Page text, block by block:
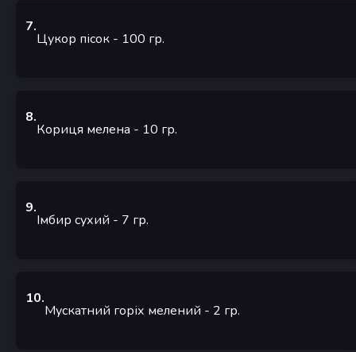
7.
Цукор пісок - 100 гр.
8.
Кориця мелена - 10 гр.
9.
Імбир сухий - 7 гр.
10.
Мускатний горіх мелений - 2 гр.